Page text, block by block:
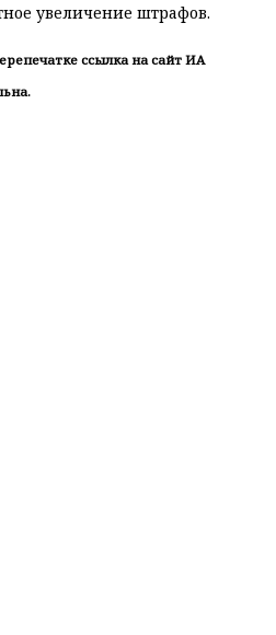
увеличение штрафов.
ссылка на сайт ИА